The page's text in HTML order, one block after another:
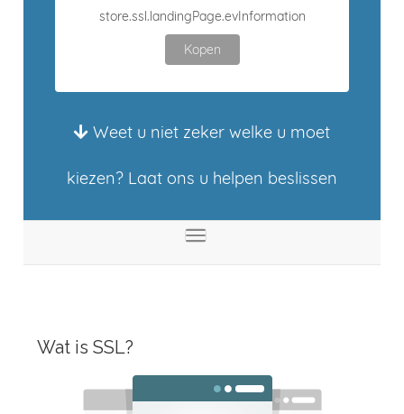
store.ssl.landingPage.evInformation
Kopen
Weet u niet zeker welke u moet
kiezen? Laat ons u helpen beslissen
store.toggleNav
Wat is SSL?